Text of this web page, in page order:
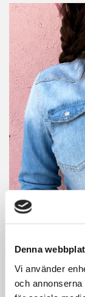
Denna
Vi använder
och